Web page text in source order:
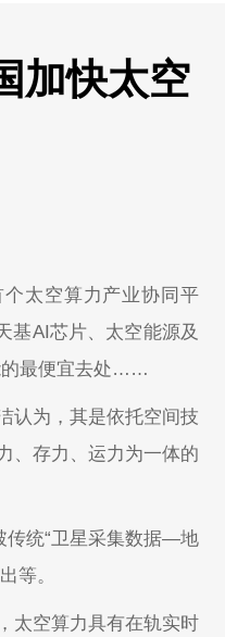
加快太空
太空算力产业协同平
基AI芯片、太空能源及
的最便宜去处……
认为，其是依托空间技
、存力、运力为一体的
传统“卫星采集数据—地
等。
太空算力具有在轨实时